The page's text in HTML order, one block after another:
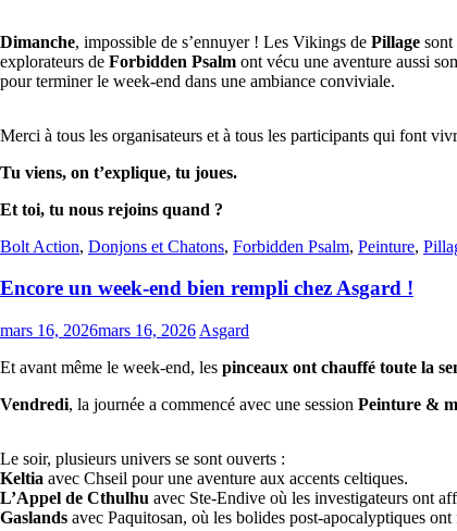
Dimanche, impossible de s’ennuyer ! Les Vikings de Pillage sont
explorateurs de Forbidden Psalm ont vécu une aventure aussi
pour terminer le week-end dans une ambiance conviviale.
Merci à tous les organisateurs et à tous les participants qui font
Tu viens, on t’explique, tu joues.
Et toi, tu nous rejoins quand ?
Bolt Action, Donjons et Chatons, Forbidden Psalm, Peinture,
Encore un week-end bien rempli chez Asgard !
mars 16, 2026mars 16, 2026 Asgard
Et avant même le week-end, les pinceaux ont chauffé toute la
Vendredi, la journée a commencé avec une session Peinture &
Le soir, plusieurs univers se sont ouverts :
Keltia avec Chseil pour une aventure aux accents celtiques.
L’Appel de Cthulhu avec Ste-Endive où les investigateurs ont
Gaslands avec Paquitosan, où les bolides post-apocalyptiques